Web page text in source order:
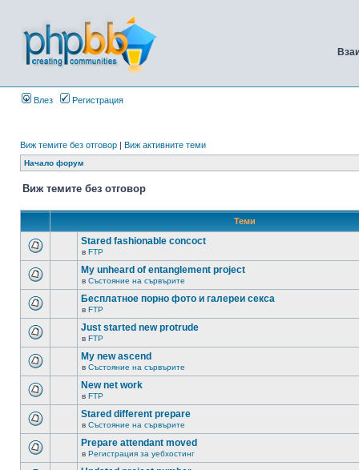
Влез Регистрация
Виж темите без отговор | Виж активните теми
Начало форум
Виж темите без отговор
Теми
Stared fashionable concoct
в FTP
My unheard of entanglement project
в Състояние на сървърите
Бесплатное порно фото и галереи секса
в FTP
Just started new protrude
в FTP
My new ascend
в Състояние на сървърите
New net work
в FTP
Stared different prepare
в Състояние на сървърите
Prepare attendant moved
в Регистрация за уебхостинг